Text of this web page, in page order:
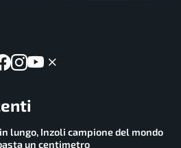
lungo, Inzoli campione del mondo
un centimetro